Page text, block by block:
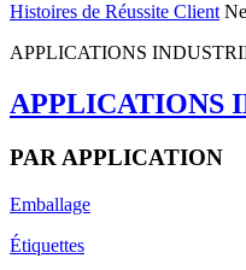
Histoires de Réussite Client
APPLICATIONS
APPLICATIONS
PAR APPLICATION
Emballage
Étiquettes